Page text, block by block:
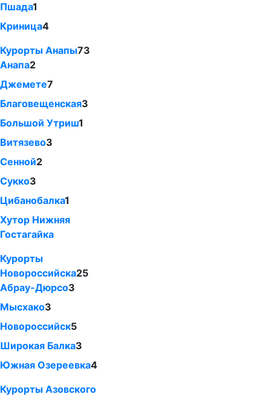
Пшада1
Криница4
Курорты Анапы73
Анапа2
Джемете7
Благовещенская3
Большой Утриш1
Витязево3
Сенной2
Сукко3
Цибанобалка1
Хутор Нижняя
Гостагайка
Курорты
Новороссийска25
Абрау-Дюрсо3
Мысхако3
Новороссийск5
Широкая Балка3
Южная Озереевка4
Курорты Азовского